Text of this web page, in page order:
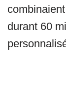
durant 60